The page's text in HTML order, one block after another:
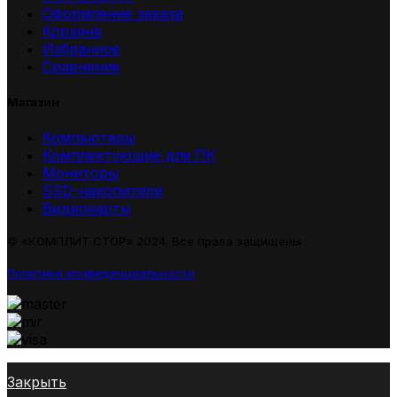
Оформление заказа
Корзина
Избранное
Сравнение
Компьютеры
Комплектующие для ПК
Мониторы
SSD-накопители
Видеокарты
Политика конфиденциальности
Закрыть